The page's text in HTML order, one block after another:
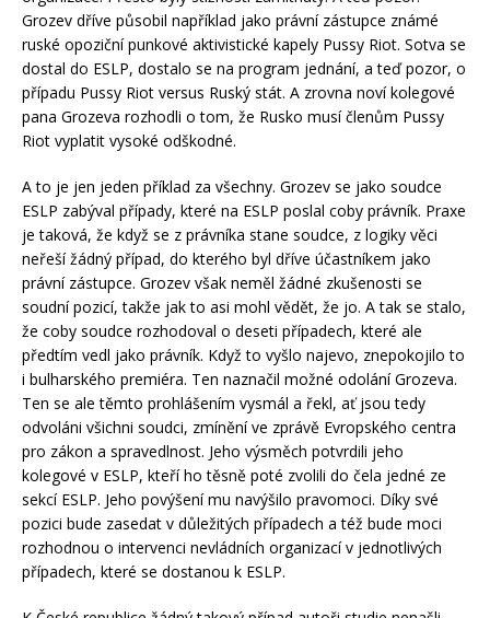
Grozev dříve působil například jako právní zástupce známé
ruské opoziční punkové aktivistické kapely Pussy Riot. Sotva se
dostal do ESLP, dostalo se na program jednání, a teď pozor, o
případu Pussy Riot versus Ruský stát. A zrovna noví kolegové
pana Grozeva rozhodli o tom, že Rusko musí členům Pussy
Riot vyplatit vysoké odškodné.
A to je jen jeden příklad za všechny. Grozev se jako soudce
ESLP zabýval případy, které na ESLP poslal coby právník. Praxe
je taková, že když se z právníka stane soudce, z logiky věci
neřeší žádný případ, do kterého byl dříve účastníkem jako
právní zástupce. Grozev však neměl žádné zkušenosti se
soudní pozicí, takže jak to asi mohl vědět, že jo. A tak se stalo,
že coby soudce rozhodoval o deseti případech, které ale
předtím vedl jako právník. Když to vyšlo najevo, znepokojilo to
i bulharského premiéra. Ten naznačil možné odolání Grozeva.
Ten se ale těmto prohlášením vysmál a řekl, ať jsou tedy
odvoláni všichni soudci, zmínění ve zprávě Evropského centra
pro zákon a spravedlnost. Jeho výsměch potvrdili jeho
kolegové v ESLP, kteří ho těsně poté zvolili do čela jedné ze
sekcí ESLP. Jeho povýšení mu navýšilo pravomoci. Díky své
pozici bude zasedat v důležitých případech a též bude moci
rozhodnou o intervenci nevládních organizací v jednotlivých
případech, které se dostanou k ESLP.